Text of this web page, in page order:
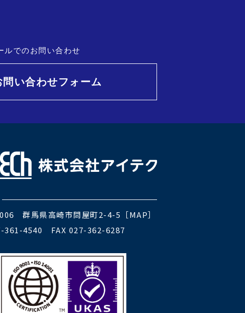
ルでのお問い合わせ
問い合わせフォーム
群馬県高崎市問屋町2-4-5［MAP］
361-4540 FAX 027-362-6287